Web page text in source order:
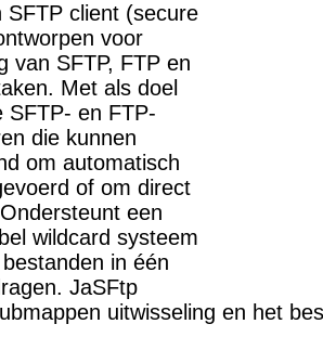
SFTP client (secure
voor
van SFTP, FTP en
Met als doel
SFTP- en FTP-
die kunnen
om automatisch
of om direct
een
wildcard systeem
in één
JaSFtp
uitwisseling en het